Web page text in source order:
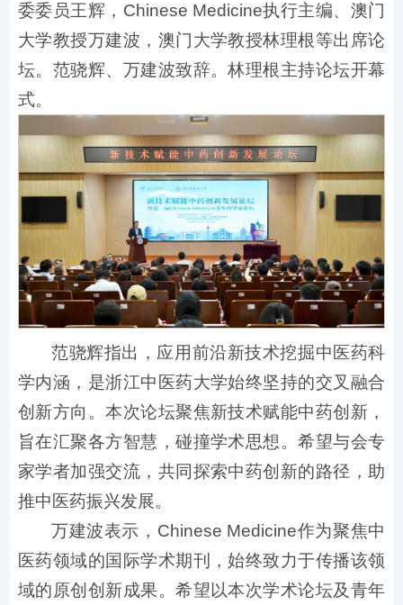
委委员王辉，Chinese Medicine执行主编、澳门
大学教授万建波，澳门大学教授林理根等出席论
坛。范骁辉、万建波致辞。林理根主持论坛开幕
式。
范骁辉指出，应用前沿新技术挖掘中医药科
学内涵，是浙江中医药大学始终坚持的交叉融合
创新方向。本次论坛聚焦新技术赋能中药创新，
旨在汇聚各方智慧，碰撞学术思想。希望与会专
家学者加强交流，共同探索中药创新的路径，助
推中医药振兴发展。
万建波表示，Chinese Medicine作为聚焦中
医药领域的国际学术期刊，始终致力于传播该领
域的原创创新成果。希望以本次学术论坛及青年